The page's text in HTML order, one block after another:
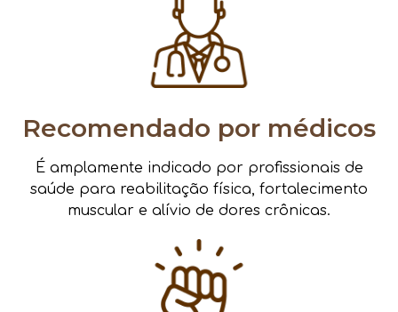
Recomendado por médicos
É amplamente indicado por profissionais de
saúde para reabilitação física, fortalecimento
muscular e alívio de dores crônicas.